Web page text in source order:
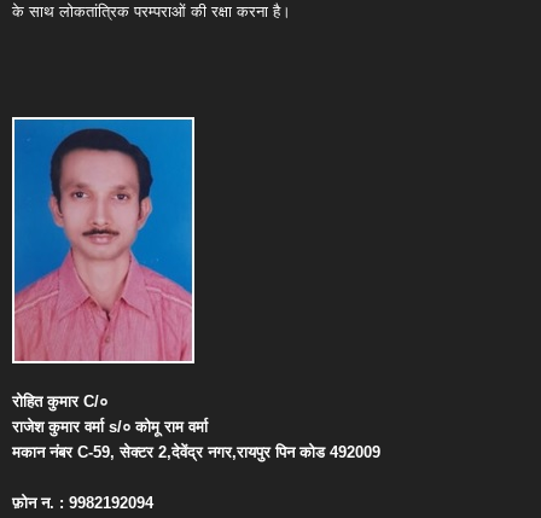
के साथ लोकतांत्रिक परम्पराओं की रक्षा करना है।
रोहित कुमारC/०
राजेश कुमार वर्माs/० कोमू राम वर्मा
मकान नंबरC-59,सेक्टर2,देवेंद्र नगर,रायपुर पिन कोड492009
फ़ोन न. : 9982192094